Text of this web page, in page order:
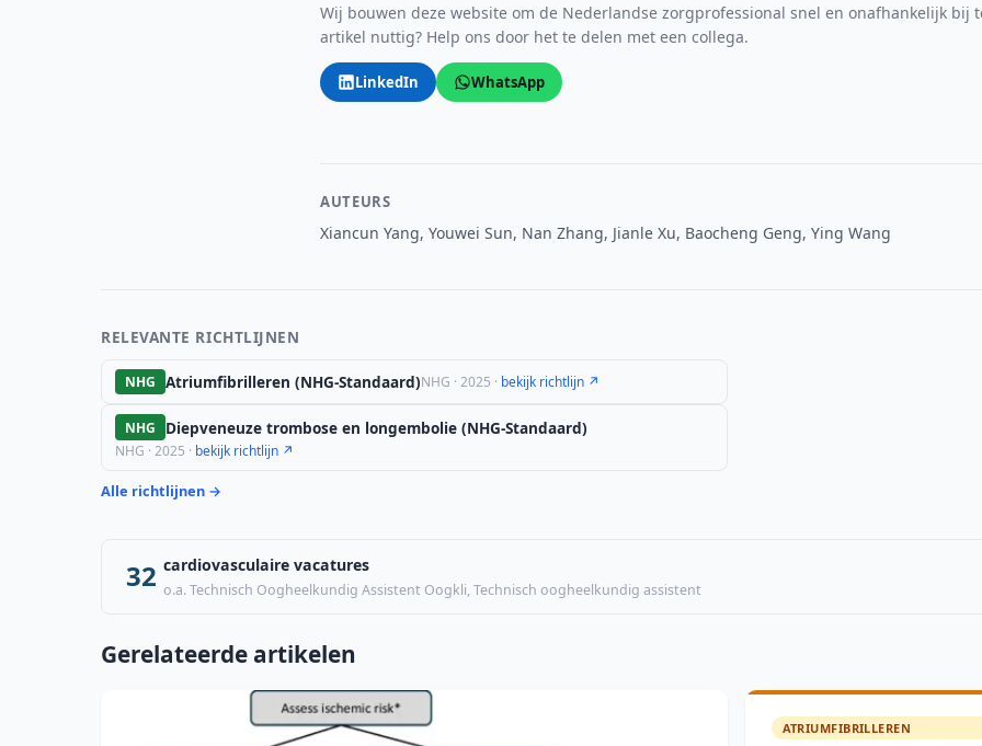
Wij bouwen deze website om de Nederlandse zorgprofessional snel en onafhankelijk bij
artikel nuttig? Help ons door het te delen met een collega.
LinkedIn WhatsApp
AUTEURS
Xiancun Yang, Youwei Sun, Nan Zhang, Jianle Xu, Baocheng Geng, Ying Wang
RELEVANTE RICHTLIJNEN
NHG Atriumfibrilleren (NHG-Standaard)NHG · 2025 · bekijk richtlijn ↗
NHG Diepveneuze trombose en longembolie (NHG-Standaard)
NHG · 2025 · bekijk richtlijn ↗
Alle richtlijnen →
32 cardiovasculaire vacatures
o.a. Technisch Oogheelkundig Assistent Oogkli, Technisch oogheelkundig assistent
Gerelateerde artikelen
ATRIUMFIBRILLEREN